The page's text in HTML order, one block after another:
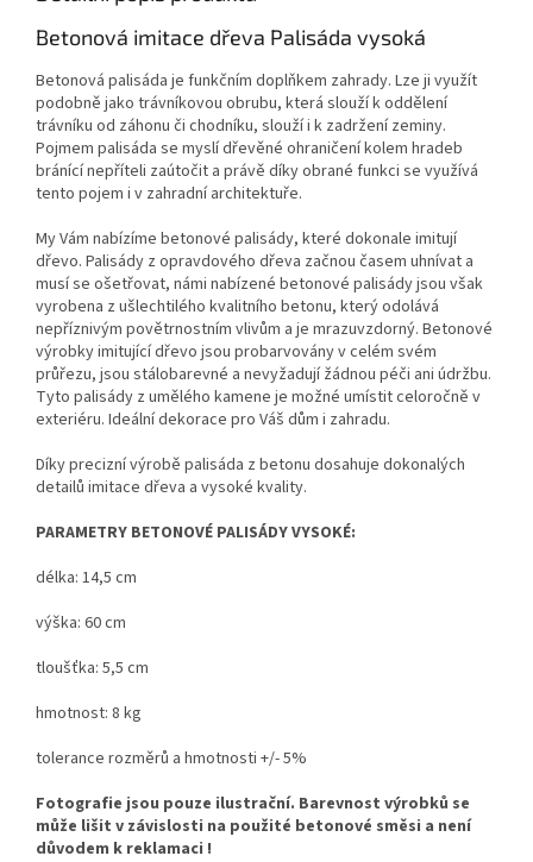
Betonová imitace dřeva Palisáda vysoká
Betonová palisáda je funkčním doplňkem zahrady. Lze ji využít
podobně jako trávníkovou obrubu, která slouží k oddělení
trávníku od záhonu či chodníku, slouží i k zadržení zeminy.
Pojmem palisáda se myslí dřevěné ohraničení kolem hradeb
bránící nepříteli zaútočit a právě díky obrané funkci se využívá
tento pojem i v zahradní architektuře.
My Vám nabízíme betonové palisády, které dokonale imitují
dřevo. Palisády z opravdového dřeva začnou časem uhnívat a
musí se ošetřovat, námi nabízené betonové palisády jsou však
vyrobena z ušlechtilého kvalitního betonu, který odolává
nepříznivým povětrnostním vlivům a je mrazuvzdorný. Betonové
výrobky imitující dřevo jsou probarvovány v celém svém
průřezu, jsou stálobarevné a nevyžadují žádnou péči ani údržbu.
Tyto palisády z umělého kamene je možné umístit celoročně v
exteriéru. Ideální dekorace pro Váš dům i zahradu.
Díky precizní výrobě palisáda z betonu dosahuje dokonalých
detailů imitace dřeva a vysoké kvality.
PARAMETRY BETONOVÉ PALISÁDY VYSOKÉ:
délka: 14,5 cm
výška: 60 cm
tloušťka: 5,5 cm
hmotnost: 8 kg
tolerance rozměrů a hmotnosti +/- 5%
Fotografie jsou pouze ilustrační. Barevnost výrobků se
může lišit v závislosti na použité betonové směsi a není
důvodem k reklamaci !